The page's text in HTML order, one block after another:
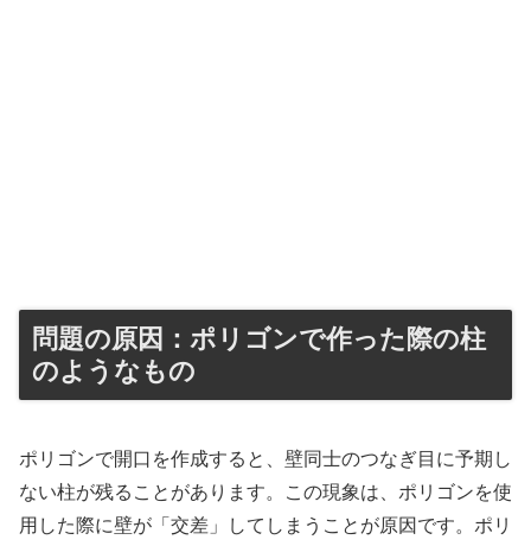
問題の原因：ポリゴンで作った際の柱
のようなもの
ポリゴンで開口を作成すると、壁同士のつなぎ目に予期し
ない柱が残ることがあります。この現象は、ポリゴンを使
用した際に壁が「交差」してしまうことが原因です。ポリ